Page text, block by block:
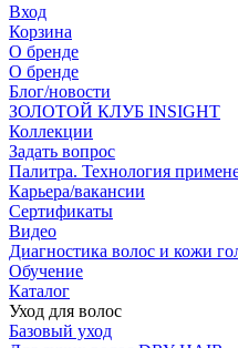
Вход
Корзина
О бренде
О бренде
Блог/новости
ЗОЛОТОЙ КЛУБ INSIGHT
Коллекции
Задать вопрос
Палитра. Технология
Карьера/вакансии
Сертификаты
Видео
Диагностика волос и кожи
Обучение
Каталог
Уход для волос
Базовый уход